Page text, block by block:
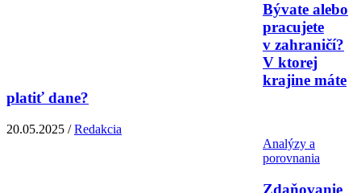
Bývate alebo
pracujete
v zahraničí?
V ktorej
krajine máte
platiť dane?
20.05.2025 /Redakcia
Analýzy a
porovnania
Zdaňovanie